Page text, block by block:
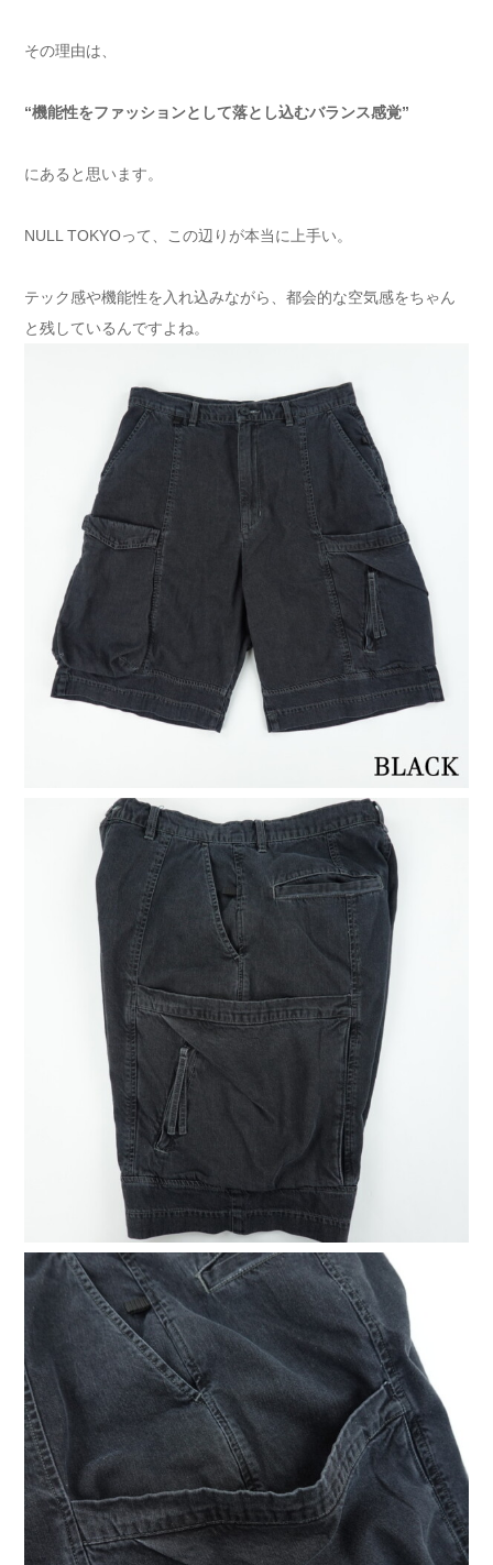
その理由は、
“機能性をファッションとして落とし込むバランス感覚”
にあると思います。
NULL TOKYOって、この辺りが本当に上手い。
テック感や機能性を入れ込みながら、都会的な空気感をちゃん
と残しているんですよね。